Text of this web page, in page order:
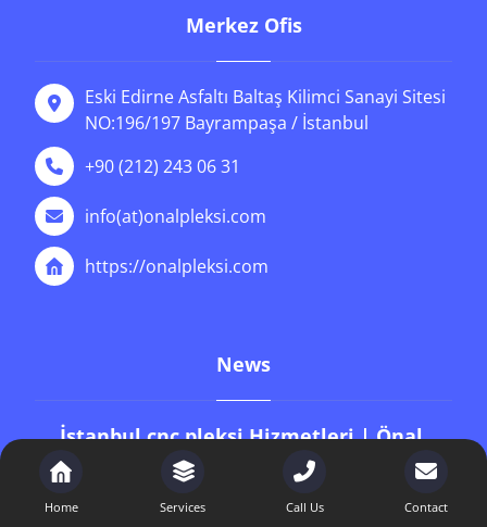
Merkez Ofis
Eski Edirne Asfaltı Baltaş Kilimci Sanayi Sitesi
NO:196/197 Bayrampaşa / İstanbul
+90 (212) 243 06 31
info(at)onalpleksi.com
https://onalpleksi.com
News
İstanbul cnc pleksi Hizmetleri | Önal
Pleksi
Home Services Call Us Contact